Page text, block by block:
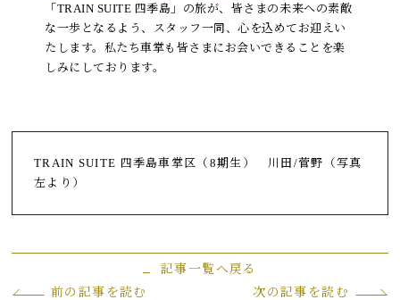
「TRAIN SUITE 四季島」の旅が、皆さまの未来への素敵
な一歩となるよう、スタッフ一同、心を込めてお迎えい
たします。私たち車掌も皆さまにお会いできることを楽
しみにしております。
TRAIN SUITE 四季島車掌区（8期生） 川田/菅野（写真
左より）
記事一覧へ戻る
前の記事を読む
次の記事を読む